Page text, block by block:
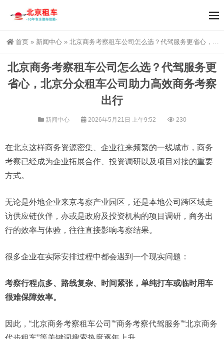
首页 » 新闻中心 » 北京商务考察租车公司怎么选？代驾服务更省心，北京分众租车公司助力高效商务考察出行
北京商务考察租车公司怎么选？代驾服务更
省心，北京分众租车公司助力高效商务考察
出行
新闻中心 2026年5月21日 上午9:52 230
在北京这样商务资源密集、企业往来频繁的一线城市，商务
考察已经成为企业拓展合作、投资调研以及项目对接的重要
方式。
无论是外地企业来京考察产业园区，还是本地公司跨区域走
访供应链伙伴，亦或是政府及投资机构的项目调研，商务出
行的效率与体验，往往直接影响考察结果。
很多企业在实际安排过程中都会遇到一个现实问题：
考察行程点多、路线复杂、时间紧张，单纯打车或临时用车
很难保障效率。
因此，“北京商务考察租车公司”“商务考察代驾服务”“北京商务